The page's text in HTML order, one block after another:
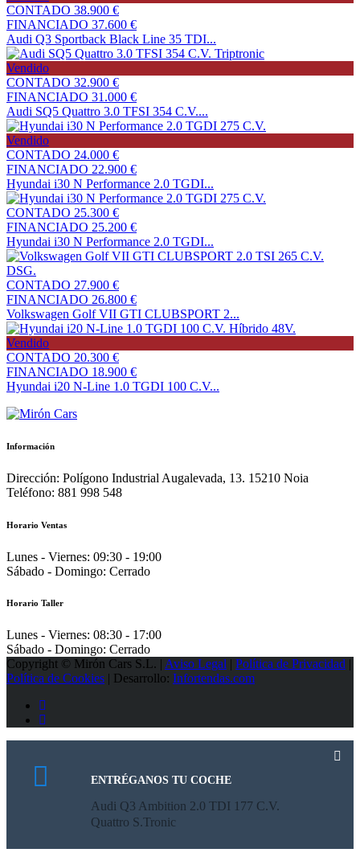
CONTADO 38.900 €
FINANCIADO 37.600 €
Audi Q3 Sportback Black Line 35 TDI...
Vendido
CONTADO 32.900 €
FINANCIADO 31.000 €
Audi SQ5 Quattro 3.0 TFSI 354 C.V....
Vendido
CONTADO 24.000 €
FINANCIADO 22.900 €
Hyundai i30 N Performance 2.0 TGDI...
CONTADO 25.300 €
FINANCIADO 25.200 €
Hyundai i30 N Performance 2.0 TGDI...
CONTADO 27.900 €
FINANCIADO 26.800 €
Volkswagen Golf VII GTI CLUBSPORT 2...
Vendido
CONTADO 20.300 €
FINANCIADO 18.900 €
Hyundai i20 N-Line 1.0 TGDI 100 C.V...
Información
Dirección: Polígono Industrial Augalevada, 13. 15210 Noia
Teléfono: 881 998 548
Horario Ventas
Lunes - Viernes: 09:30 - 19:00
Sábado - Domingo: Cerrado
Horario Taller
Lunes - Viernes: 08:30 - 17:00
Sábado - Domingo: Cerrado
Copyright © Mirón Cars S.L. | Aviso Legal Política de Privacidad
Política de Cookies | Desarrollo: Infortendas.com
ENTRÉGANOS TU COCHE
Audi Q3 Ambition 2.0 TDI 177 C.V.
Quattro S.Tronic